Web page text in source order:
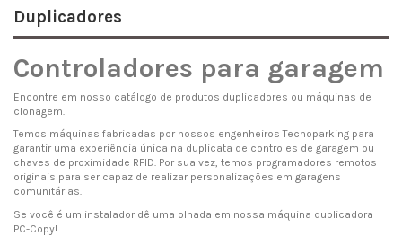
Duplicadores
Controladores para garagem
Encontre em nosso catálogo de produtos duplicadores ou máquinas de
clonagem.
Temos máquinas fabricadas por nossos engenheiros Tecnoparking para
garantir uma experiência única na duplicata de controles de garagem ou
chaves de proximidade RFID. Por sua vez, temos programadores remotos
originais para ser capaz de realizar personalizações em garagens
comunitárias.
Se você é um instalador dê uma olhada em nossa máquina duplicadora
PC-Copy!